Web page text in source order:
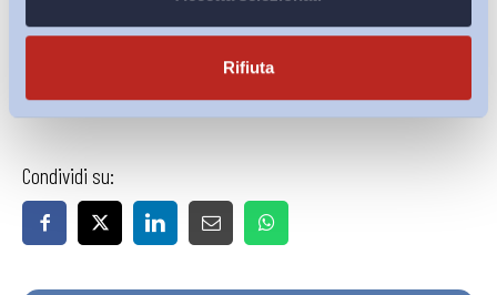
Rifiuta
per rendere effettiva la Garanzia in tutto il Paese.
Condividi su: